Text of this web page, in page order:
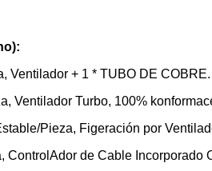
Ventilador + 1 * TUBO DE COBRE.
Ventilador Turbo, 100%
Pieza, Figeración por
de Cable Incorporado